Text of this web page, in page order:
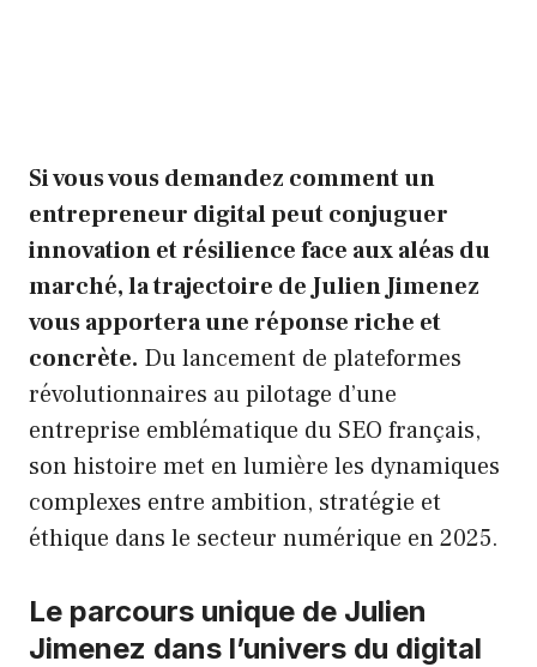
Si vous vous demandez comment un
entrepreneur digital peut conjuguer
innovation et résilience face aux aléas du
marché, la trajectoire de Julien Jimenez
vous apportera une réponse riche et
concrète. Du lancement de plateformes
révolutionnaires au pilotage d’une
entreprise emblématique du SEO français,
son histoire met en lumière les dynamiques
complexes entre ambition, stratégie et
éthique dans le secteur numérique en 2025.
Le parcours unique de Julien
Jimenez dans l’univers du digital